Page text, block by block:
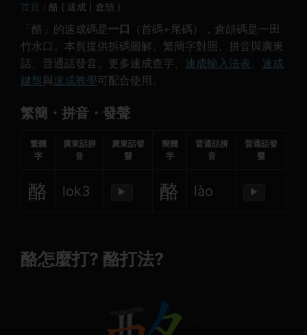
首頁 酪 ( 速成 | 倉頡 )
「酪」的速成碼是 一口 （首碼+尾碼），倉頡碼是一田
竹水口。本頁提供拆碼圖解、繁簡字對照、拼音與廣東
話、普通話發音。更多速成查字、 速成輸入法表、 速成
鍵盤與速成教學可配合使用。
繁簡・拼音・發聲
繁體
字
廣東話拼
音
廣東話發
聲
簡體
字
普通話拼
音
普通話發
聲
酪 lok3 ▶ 酪 lào ▶
酪怎麼打? 酪打法?